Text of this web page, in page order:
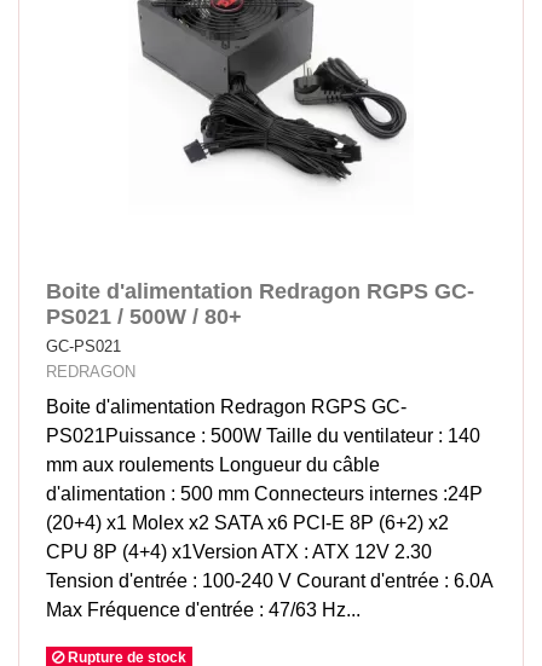
Boite d'alimentation Redragon RGPS GC-
PS021 / 500W / 80+
GC-PS021
REDRAGON
Boite d'alimentation Redragon RGPS GC-
PS021Puissance : 500W Taille du ventilateur : 140
mm aux roulements Longueur du câble
d'alimentation : 500 mm Connecteurs internes :24P
(20+4) x1 Molex x2 SATA x6 PCI-E 8P (6+2) x2
CPU 8P (4+4) x1Version ATX : ATX 12V 2.30
Tension d'entrée : 100-240 V Courant d'entrée : 6.0A
Max Fréquence d'entrée : 47/63 Hz...
Rupture de stock